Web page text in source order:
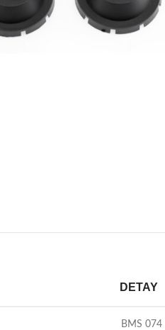
DETAY
BMS 074